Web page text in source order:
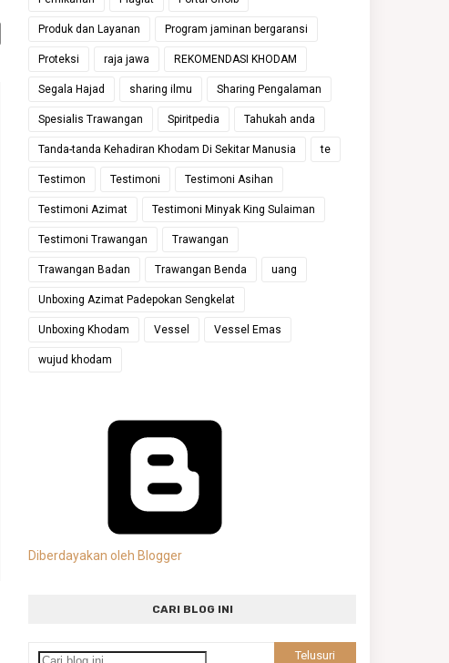
Produk dan Layanan Program jaminan bergaransi
Proteksi raja jawa REKOMENDASI KHODAM
Segala Hajad sharing ilmu Sharing Pengalaman
Spesialis Trawangan Spiritpedia Tahukah anda
Tanda-tanda Kehadiran Khodam Di Sekitar Manusia te
Testimon Testimoni Testimoni Asihan
Testimoni Azimat Testimoni Minyak King Sulaiman
Testimoni Trawangan Trawangan
Trawangan Badan Trawangan Benda uang
Unboxing Azimat Padepokan Sengkelat
Unboxing Khodam Vessel Vessel Emas
wujud khodam
Diberdayakan oleh Blogger
CARI BLOG INI